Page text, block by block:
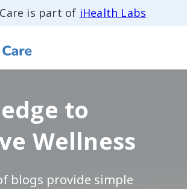
is part of iHealth Labs
to
Wellness
blogs provide simple